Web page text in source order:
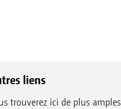
liens
trouverez ici de plus amples